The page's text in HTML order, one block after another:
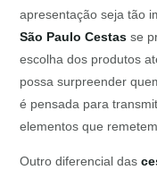
apresentação seja tão
São Paulo Cestas se
escolha dos produtos
possa surpreender
é pensada para
elementos que
Outro diferencial das